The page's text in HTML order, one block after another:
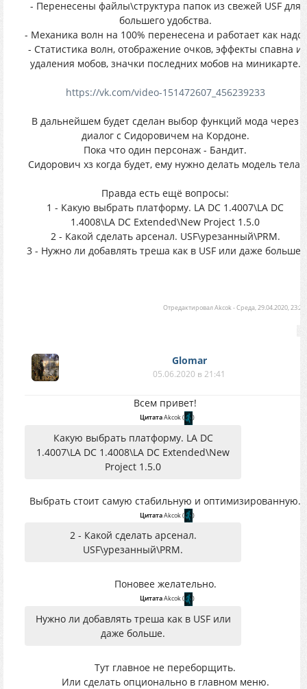
- Перенесены файлы\структура папок из свежей USF для
большего удобства.
- Механика волн на 100% перенесена и работает как надо.
- Статистика волн, отображение очков, эффекты спавна и
удаления мобов, значки последних мобов на миникарте.
https://vk.com/video-151472607_456239233
В дальнейшем будет сделан выбор функций мода через
диалог с Сидоровичем на Кордоне.
Пока что один персонаж - Бандит.
Сидорович хз когда будет, ему нужно делать модель тела.
Правда есть ещё вопросы:
1 - Какую выбрать платформу. LA DC 1.4007\LA DC
1.4008\LA DC Extended\New Project 1.5.0
2 - Какой сделать арсенал. USF\урезанный\PRM.
3 - Нужно ли добавлять треша как в USF или даже больше.
ОтредактировалAkcok-Среда, 29.04.2020, 23:29
Glomar
05.06.2020 в 21:41
Всем привет!
ЦитатаAkcok( )
Какую выбрать платформу. LA DC
1.4007\LA DC 1.4008\LA DC Extended\New
Project 1.5.0
Выбрать стоит самую стабильную и оптимизированную.
ЦитатаAkcok( )
2 - Какой сделать арсенал.
USF\урезанный\PRM.
Поновее желательно.
ЦитатаAkcok( )
Нужно ли добавлять треша как в USF или
даже больше.
Тут главное не переборщить.
Или сделать опционально в главном меню.